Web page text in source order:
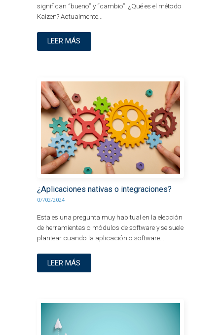
significan “bueno” y “cambio”. ¿Qué es el método
Kaizen? Actualmente...
LEER MÁS
¿Aplicaciones nativas o integraciones?
07/02/2024
Esta es una pregunta muy habitual en la elección
de herramientas o módulos de software y se suele
plantear cuando la aplicación o software...
LEER MÁS